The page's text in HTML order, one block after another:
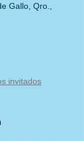
Gallo, Qro.,
invitados